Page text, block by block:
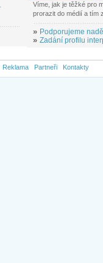
Víme, jak je těžké pro
prorazit do médií a tím
» Podporujeme
» Zadání profilu
Reklama Partneři Kontakty